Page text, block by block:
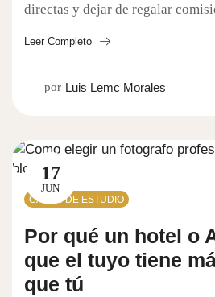
directas y dejar de regalar
qué publicar en redes.
Leer Completo
por Luis Lemc Morales
17
JUN
CASOS DE ESTUDIO
Por qué un hotel o
que el tuyo tiene
que tú